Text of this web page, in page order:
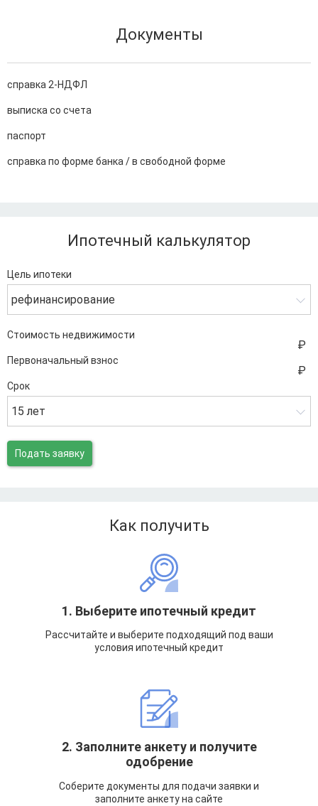
Документы
справка 2-НДФЛ
выписка со счета
паспорт
справка по форме банка / в свободной форме
Ипотечный калькулятор
Цель ипотеки
рефинансирование
Стоимость недвижимости
Первоначальный взнос
Срок
15 лет
Подать заявку
Как получить
1. Выберите ипотечный кредит
Рассчитайте и выберите подходящий под ваши
условия ипотечный кредит
2. Заполните анкету и получите
одобрение
Соберите документы для подачи заявки и
заполните анкету на сайте